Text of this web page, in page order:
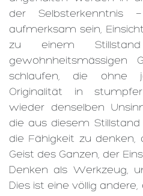
der Selbsterkenntnis
aufmerksam sein,
zu einem
gewohnheitsmässigen
schlaufen, die ohne
Originalität in
wieder denselben
die aus diesem
die Fähigkeit zu denken,
Geist des Ganzen, der
Denken als Werkzeug,
Dies ist eine völlig